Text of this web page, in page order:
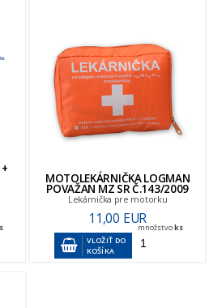
MOTOLEKÁRNIČKA LOGMAN
POVAŽAN MZ SR Č.143/2009
Lekárnička pre motorku
11,00 EUR
VLOŽIŤ DO
KOŠÍKA
množstvoks